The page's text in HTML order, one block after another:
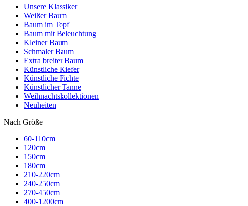
Unsere Klassiker
Weißer Baum
Baum im Topf
Baum mit Beleuchtung
Kleiner Baum
Schmaler Baum
Extra breiter Baum
Künstliche Kiefer
Künstliche Fichte
Künstlicher Tanne
Weihnachtskollektionen
Neuheiten
Nach Größe
60-110cm
120cm
150cm
180cm
210-220cm
240-250cm
270-450cm
400-1200cm